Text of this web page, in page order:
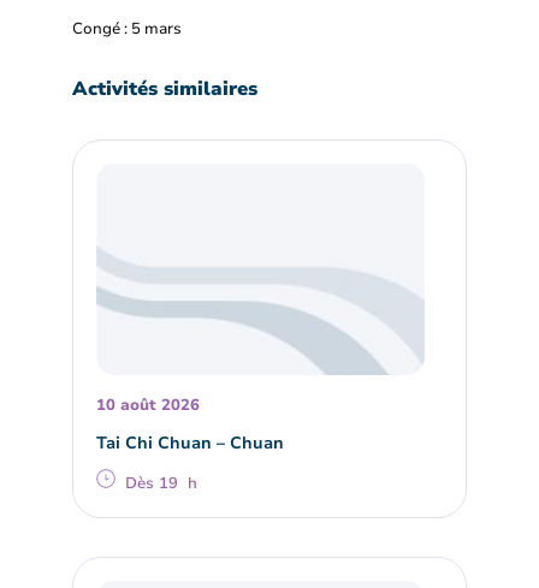
Congé : 5 mars
Activités similaires
10 août 2026
Tai Chi Chuan – Chuan
Dès 19 h